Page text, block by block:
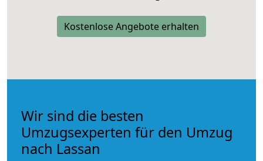
Kostenlose Angebote erhalten
Wir sind die besten
Umzugsexperten für den Umzug
nach Lassan